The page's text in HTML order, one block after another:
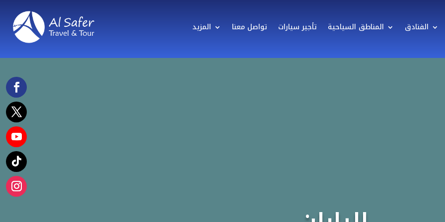
المزيد تواصل معنا تأجير سيارات المناطق السياحية الفنادق